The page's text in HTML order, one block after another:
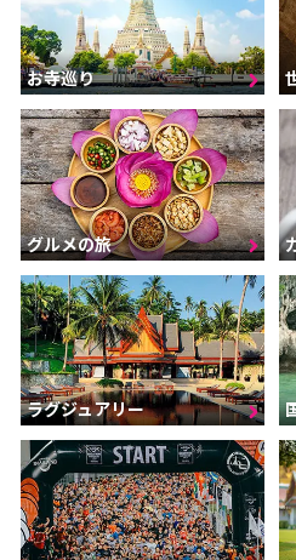
お寺巡り
グルメの旅
ラグジュアリー